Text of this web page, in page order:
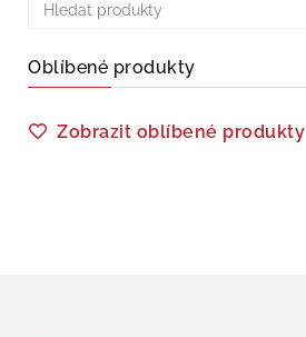
Oblíbené produkty
Zobrazit oblíbené produkty